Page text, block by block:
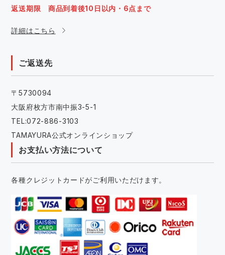
返送期限 商品到着後10日以内・6点まで
詳細はこちら
ご返送先
〒5730094
大阪府枚方市南中振3-5-1
TEL:072-886-3103
TAMAYURA公式オンラインショップ
お支払い方法について
各種クレジットカードがご利用いただけます。